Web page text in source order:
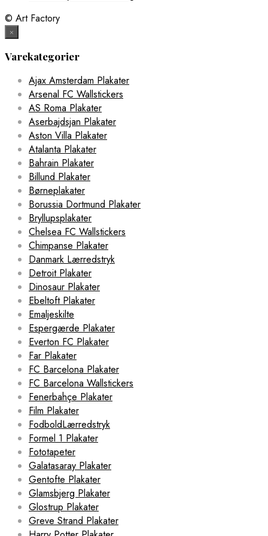
© Art Factory
×
Varekategorier
Ajax Amsterdam Plakater
Arsenal FC Wallstickers
AS Roma Plakater
Aserbajdsjan Plakater
Aston Villa Plakater
Atalanta Plakater
Bahrain Plakater
Billund Plakater
Børneplakater
Borussia Dortmund Plakater
Bryllupsplakater
Chelsea FC Wallstickers
Chimpanse Plakater
Danmark Lærredstryk
Detroit Plakater
Dinosaur Plakater
Ebeltoft Plakater
Emaljeskilte
Espergærde Plakater
Everton FC Plakater
Far Plakater
FC Barcelona Plakater
FC Barcelona Wallstickers
Fenerbahçe Plakater
Film Plakater
FodboldLærredstryk
Formel 1 Plakater
Fototapeter
Galatasaray Plakater
Gentofte Plakater
Glamsbjerg Plakater
Glostrup Plakater
Greve Strand Plakater